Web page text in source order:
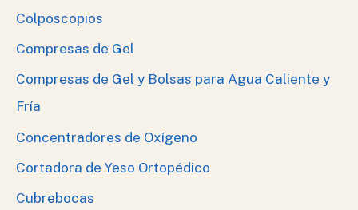
Colposcopios
Compresas de Gel
Compresas de Gel y Bolsas para Agua Caliente y
Fría
Concentradores de Oxígeno
Cortadora de Yeso Ortopédico
Cubrebocas